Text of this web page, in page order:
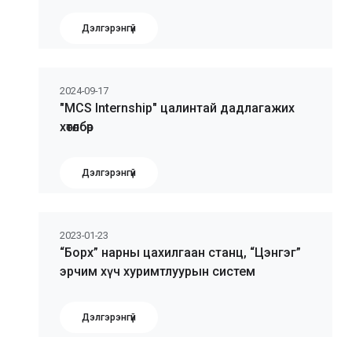
Дэлгэрэнгүй
2024-09-17
"MCS Internship" цалинтай дадлагажих
хөтөлбөр
Дэлгэрэнгүй
2023-01-23
“Борх” нарны цахилгаан станц, “Цэнгэг”
эрчим хүч хуримтлуурын систем
Дэлгэрэнгүй